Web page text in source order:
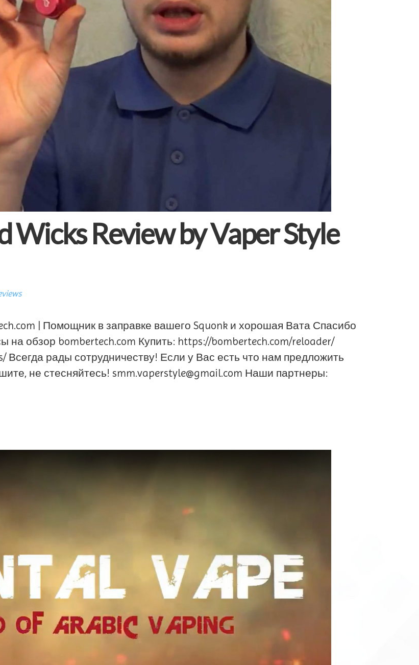
Wicks Review by Vaper Style
| Помощник в заправке вашего Squonk и хорошая Вата Спасибо
на обзор bombertech.com Купить: https://bombertech.com/reloader/
Всегда рады сотрудничеству! Если у Вас есть что нам предложить
не стесняйтесь! smm.vaperstyle@gmail.com Наши партнеры: